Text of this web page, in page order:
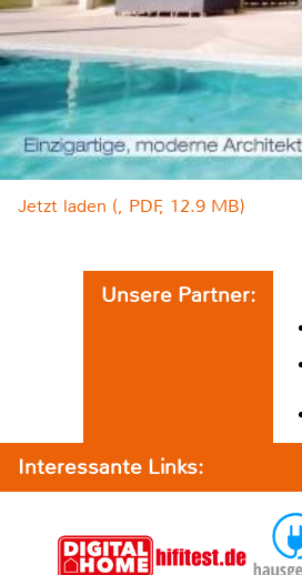
Jetzt laden (, PDF, 12.9 MB)
Unsere Partner:
Interessante Links: